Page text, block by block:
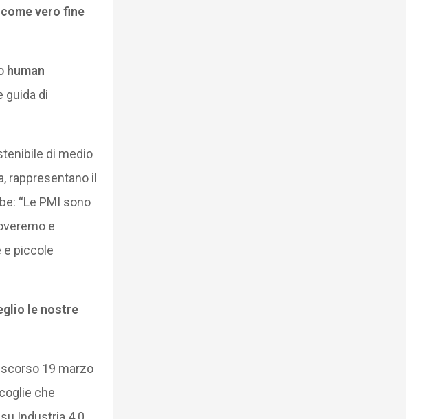
vero fine
human
guida di
di medio
rappresentano il
“Le PMI sono
e
e piccole
le nostre
19 marzo
che